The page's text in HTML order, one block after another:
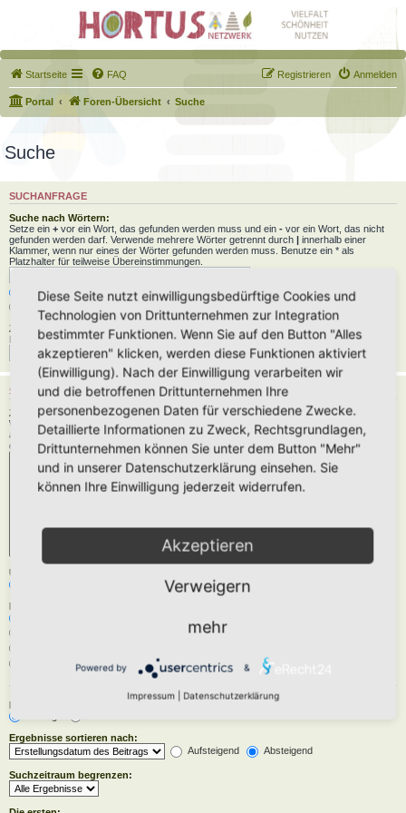
Startseite FAQ Anmelden
Registrieren
Portal Foren-Übersicht Suche
Suche
SUCHANFRAGE
Suche nach Wörtern:
Setze ein + vor ein Wort, das gefunden werden muss und ein - vor ein Wort, das nicht
gefunden werden darf. Verwende mehrere Wörter getrennt durch
innerhalb einer
Klammer, wenn nur eines der Wörter gefunden werden muss. Benutze ein * als
Platzhalter für teilweise Übereinstimmungen.
Nach allen Begriffen suchen oder Suche wie angegeben verwenden
Zu suchender Autor:
Benutze ein * als Platzhalter für teilweise Übereinstimmungen.
SUCHOPTIONEN
Zu durchsuchende Foren:
Wähle das Forum oder die Foren aus, in denen gesucht werden soll. Unterforen werden
automatisch mit durchsucht, sofern du die Option „Unterforen durchsuchen“ unten nicht
deaktivierst.
Unterforen durchsuchen:
Innerhalb suchen:
Nur im ersten Beitrag der Themen
Ergebnisse anzeigen als:
Ergebnisse sortieren nach:
Aufsteigend
Absteigend
Suchzeitraum begrenzen:
Diese Seite nutzt einwilligungsbedürftige Cookies und
Technologien von Drittunternehmen zur Integration
bestimmter Funktionen. Wenn Sie auf den Button "Alles
akzeptieren" klicken, werden diese Funktionen aktiviert
(Einwilligung). Nach der Einwilligung verarbeiten wir
und die betroffenen Drittunternehmen Ihre
personenbezogenen Daten für verschiedene Zwecke.
Detaillierte Informationen zu Zweck, Rechtsgrundlagen,
Drittunternehmen können Sie unter dem Button "Mehr"
und in unserer Datenschutzerklärung einsehen. Sie
können Ihre Einwilligung jederzeit widerrufen.
Akzeptieren
Verweigern
mehr
Powered by &
Impressum Datenschutzerklärung